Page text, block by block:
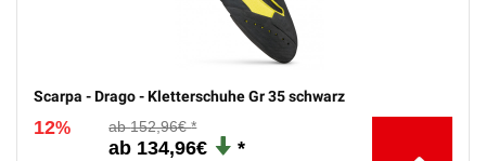
Scarpa - Drago - Kletterschuhe Gr 35 schwarz
12% 152,96€
134,96€